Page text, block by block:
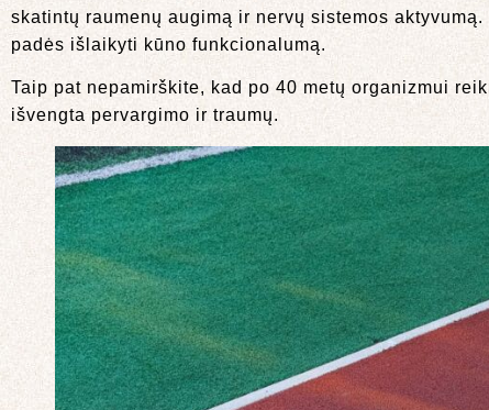
skatintų raumenų augimą ir nervų sistemos
padės išlaikyti kūno funkcionalumą.
Taip pat nepamirškite, kad po 40 metų organizmui
išvengta pervargimo ir traumų.